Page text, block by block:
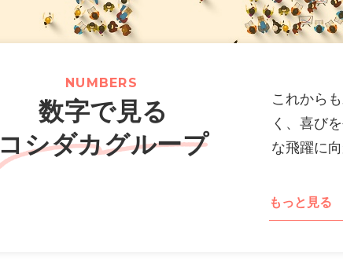
スタンプカードキャンペーンを実施!
（
ニュースル
NUMBERS
数字で見る
コシダカグループ
これから
く、喜び
な飛躍に
もっと見る